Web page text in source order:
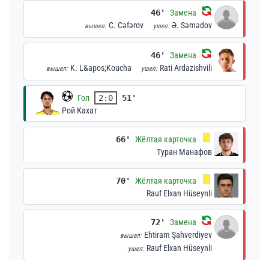
46' Замена
вышел: C. Cəfərov ушел: Ə. Səmədov
46' Замена
вышел: K. L&apos;Koucha ушел: Rati Ardazishvili
Гол 2:0
51'
Рой Кахат
66'
Жёлтая карточка
Туран Манафов
70'
Жёлтая карточка
Rauf Elxan Hüseynli
72' Замена
вышел: Ehtiram Şahverdiyev
ушел: Rauf Elxan Hüseynli